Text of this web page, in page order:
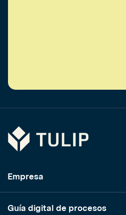
Tulip
Empresa
Guía digital de procesos